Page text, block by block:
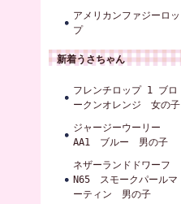
アメリカンファジーロッ
プ
新着うさちゃん
フレンチロップ 1 ブロ
ークンオレンジ 女の子
ジャージーウーリー
AA1 ブルー 男の子
ネザーランドドワーフ
N65 スモークパールマ
ーティン 男の子